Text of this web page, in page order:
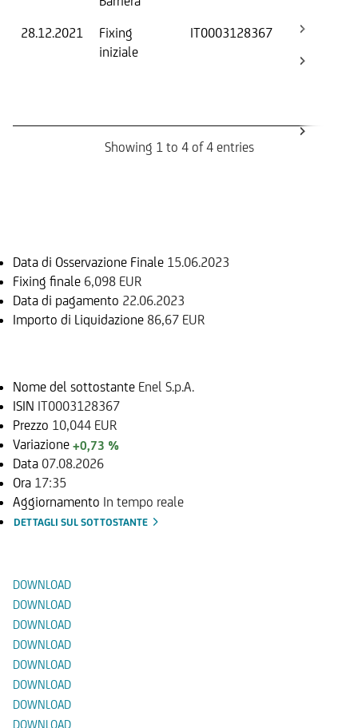
28.12.2021
Fixing
iniziale
IT0003128367
Showing 1 to 4 of 4 entries
Data di Osservazione Finale 15.06.2023
Fixing finale 6,098 EUR
Data di pagamento 22.06.2023
Importo di Liquidazione 86,67 EUR
Nome del sottostante Enel S.p.A.
ISIN IT0003128367
Prezzo 10,044 EUR
Variazione +0,73 %
Data 07.08.2026
Ora 17:35
Aggiornamento In tempo reale
DETTAGLI SUL SOTTOSTANTE
DOWNLOAD
DOWNLOAD
DOWNLOAD
DOWNLOAD
DOWNLOAD
DOWNLOAD
DOWNLOAD
DOWNLOAD